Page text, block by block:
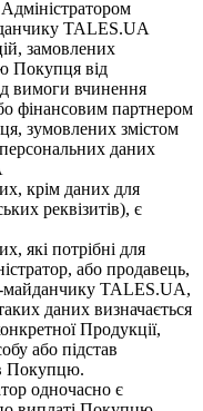
TALES.UA
замовлених
Покупця від
вимоги вчинення
фінансовим партнером
зумовлених змістом
даних
крім даних для
реквізитів), є
які потрібні для
або продавець,
майданчику TALES.UA,
даних визначається
Продукції,
або підстав
Покупцю.
одночасно є